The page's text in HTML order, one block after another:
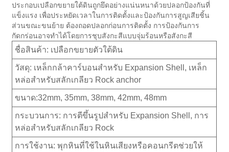
ประกอบเปลือกขยายใต้ดินถูกยึดอย่างแน่นหนาด้วยปลอกป้องกันที่
แข็งแรง เพื่อประหยัดเวลาในการติดตั้งและป้องกันการสูญเสียชิ้น
ส่วนขณะขนย้าย ต้องถอดปลอกก่อนการติดตั้ง การป้องกันการ
กัดกร่อนอาจทำได้โดยการชุบสังกะสีแบบจุ่มร้อนหรือสังกะสี
ชื่อสินค้า: เปลือกขยายตัวใต้ดิน
วัสดุ: เหล็กกล้าคาร์บอนสำหรับ Expansion Shell, เหล็ก
หล่อสำหรับสลักเกลียว Rock anchor
ขนาด:32mm, 35mm, 38mm, 42mm, 48mm
กระบวนการ: การตีขึ้นรูปสำหรับ Expansion Shell, การ
หล่อสำหรับสลักเกลียว Rock
การใช้งาน: พุกหินที่ใช้ในหินเสียงหรือคอนกรีตช่วยให้